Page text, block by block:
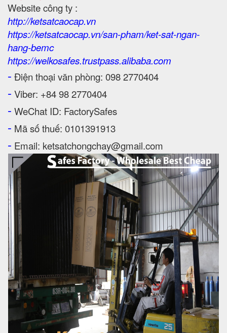
Website công ty :
http://ketsatcaocap.vn
https://ketsatcaocap.vn/san-pham/ket-sat-ngan-
hang-bemc
https://welkosafes.trustpass.alibaba.com
- Điện thoại văn phòng: 098 2770404
- Viber: +84 98 2770404
- WeChat ID: FactorySafes
- Mã số thuế: 0101391913
- Email: ketsatchongchay@gmail.com